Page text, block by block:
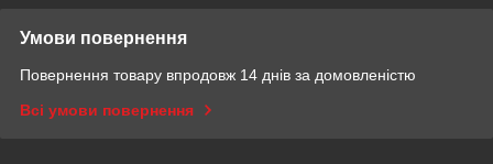
Умови повернення
Повернення товару впродовж 14 днів за домовленістю
Всі умови повернення